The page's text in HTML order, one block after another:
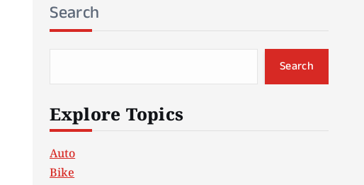
Search
Search
Explore Topics
Auto
Bike